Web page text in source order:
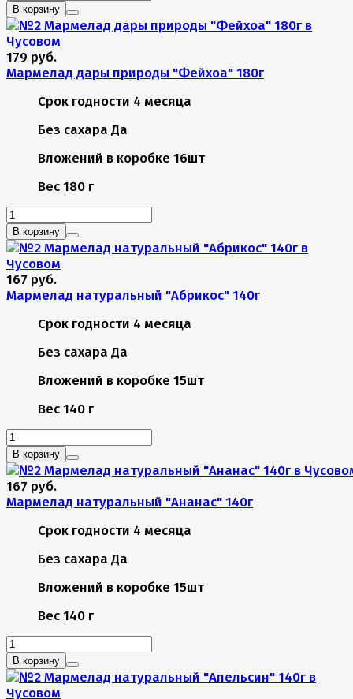
В корзину
179 руб.
Мармелад дары природы "Фейхоа" 180г
Срок годности 4 месяца
Без сахара Да
Вложений в коробке 16шт
Вес 180 г
В корзину
167 руб.
Мармелад натуральный "Абрикос" 140г
Срок годности 4 месяца
Без сахара Да
Вложений в коробке 15шт
Вес 140 г
В корзину
167 руб.
Мармелад натуральный "Ананас" 140г
Срок годности 4 месяца
Без сахара Да
Вложений в коробке 15шт
Вес 140 г
В корзину